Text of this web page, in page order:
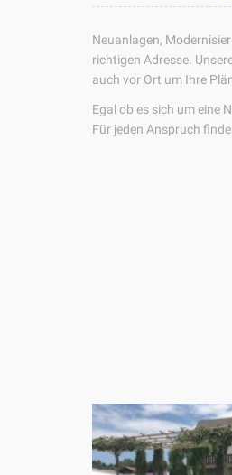
Neuanlagen,
richtigen Adresse.
auch vor Ort um Ihre
Egal ob es sich um eine
Für jeden Anspruch